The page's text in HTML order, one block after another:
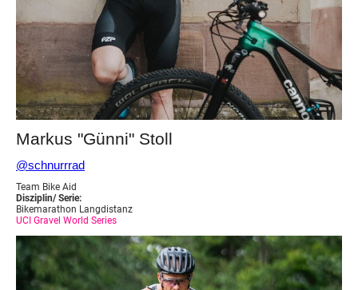
Markus "Günni" Stoll
@schnurrrad
Team Bike Aid
Disziplin/ Serie:
Bikemarathon Langdistanz
UCI Gravel World Series